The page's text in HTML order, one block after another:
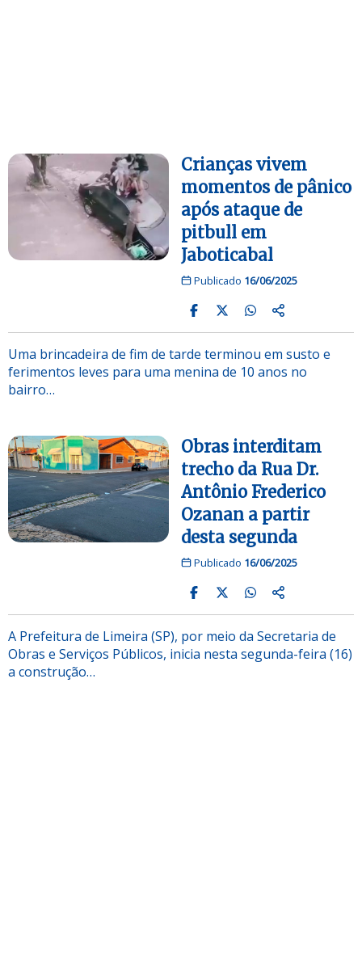
Crianças vivem
momentos de pânico
após ataque de
pitbull em
Jaboticabal
Publicado 16/06/2025
Uma brincadeira de fim de tarde terminou em susto e
ferimentos leves para uma menina de 10 anos no
bairro…
Obras interditam
trecho da Rua Dr.
Antônio Frederico
Ozanan a partir
desta segunda
Publicado 16/06/2025
A Prefeitura de Limeira (SP), por meio da Secretaria de
Obras e Serviços Públicos, inicia nesta segunda-feira (16)
a construção…